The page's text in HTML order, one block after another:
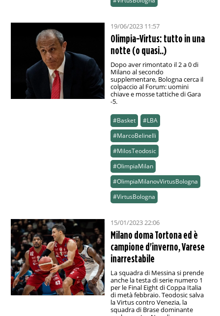
19/06/2023 11:57
Olimpia-Virtus: tutto in una
notte (o quasi..)
Dopo aver rimontato il 2 a 0 di
Milano al secondo
supplementare, Bologna cerca il
colpaccio al Forum: uomini
chiave e mosse tattiche di Gara
-5.
#Basket
#LBA
#MarcoBelinelli
#MilosTeodosic
#OlimpiaMilan
#OlimpiaMilanovVirtusBologna
#VirtusBologna
15/01/2023 22:06
Milano doma Tortona ed è
campione d'inverno, Varese
inarrestabile
La squadra di Messina si prende
anche la testa di serie numero 1
per le Final Eight di Coppa Italia
di metà febbraio. Teodosic salva
la Virtus contro Venezia, la
squadra di Brase dominante